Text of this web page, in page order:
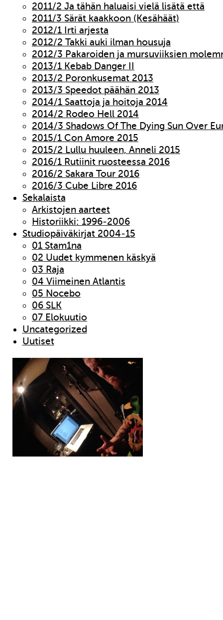
2011/2 Ja tähän haluaisi vielä lisätä että
2011/3 Särät kaakkoon (Kesähäät)
2012/1 Irti arjesta
2012/2 Takki auki ilman housuja
2012/3 Pakaroiden ja mursuviiksien
2013/1 Kebab Danger II
2013/2 Poronkusemat 2013
2013/3 Speedot päähän 2013
2014/1 Saattoja ja hoitoja 2014
2014/2 Rodeo Hell 2014
2014/3 Shadows Of The Dying Sun Over
2015/1 Con Amore 2015
2015/2 Lullu huuleen, Anneli 2015
2016/1 Rutiinit ruosteessa 2016
2016/2 Sakara Tour 2016
2016/3 Cube Libre 2016
Sekalaista
Arkistojen aarteet
Historiikki: 1996-2006
Studiopäiväkirjat 2004-15
01 Stam1na
02 Uudet kymmenen käskyä
03 Raja
04 Viimeinen Atlantis
05 Nocebo
06 SLK
07 Elokuutio
Uncategorized
Uutiset